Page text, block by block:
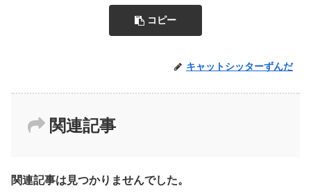
コピー
キャットシッターずんだ
関連記事
関連記事は見つかりませんでした。